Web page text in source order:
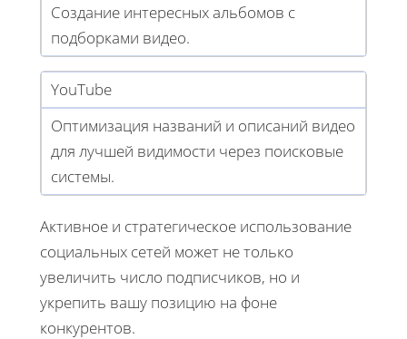
Создание интересных альбомов с
подборками видео.
YouTube
Оптимизация названий и описаний видео
для лучшей видимости через поисковые
системы.
Активное и стратегическое использование
социальных сетей может не только
увеличить число подписчиков, но и
укрепить вашу позицию на фоне
конкурентов.